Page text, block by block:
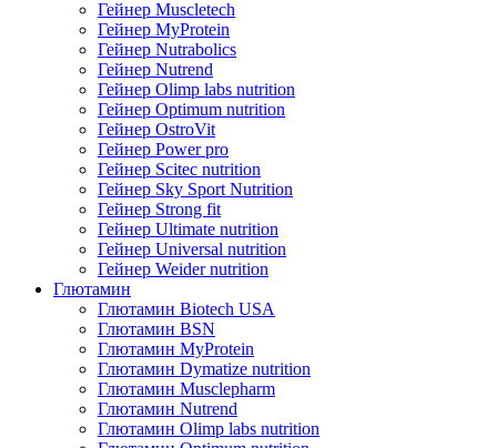
Гейнер Muscletech
Гейнер MyProtein
Гейнер Nutrabolics
Гейнер Nutrend
Гейнер Olimp labs nutrition
Гейнер Optimum nutrition
Гейнер OstroVit
Гейнер Power pro
Гейнер Scitec nutrition
Гейнер Sky Sport Nutrition
Гейнер Strong fit
Гейнер Ultimate nutrition
Гейнер Universal nutrition
Гейнер Weider nutrition
Глютамин
Глютамин Biotech USA
Глютамин BSN
Глютамин MyProtein
Глютамин Dymatize nutrition
Глютамин Musclepharm
Глютамин Nutrend
Глютамин Olimp labs nutrition